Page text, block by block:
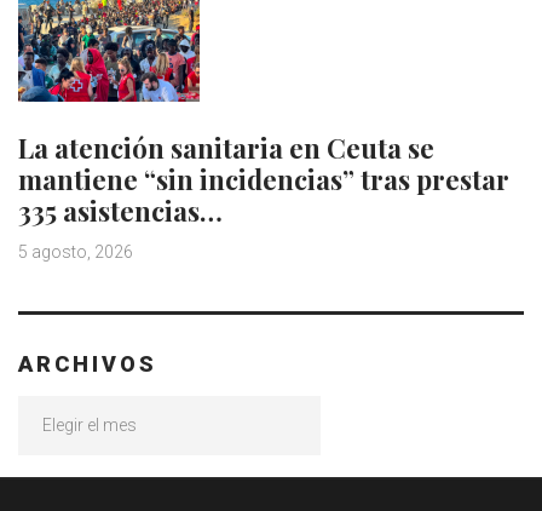
La atención sanitaria en Ceuta se
mantiene “sin incidencias” tras prestar
335 asistencias…
5 agosto, 2026
ARCHIVOS